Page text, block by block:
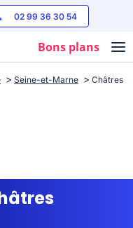
02 99 36 30 54
Bons plans
Seine-et-Marne Châtres